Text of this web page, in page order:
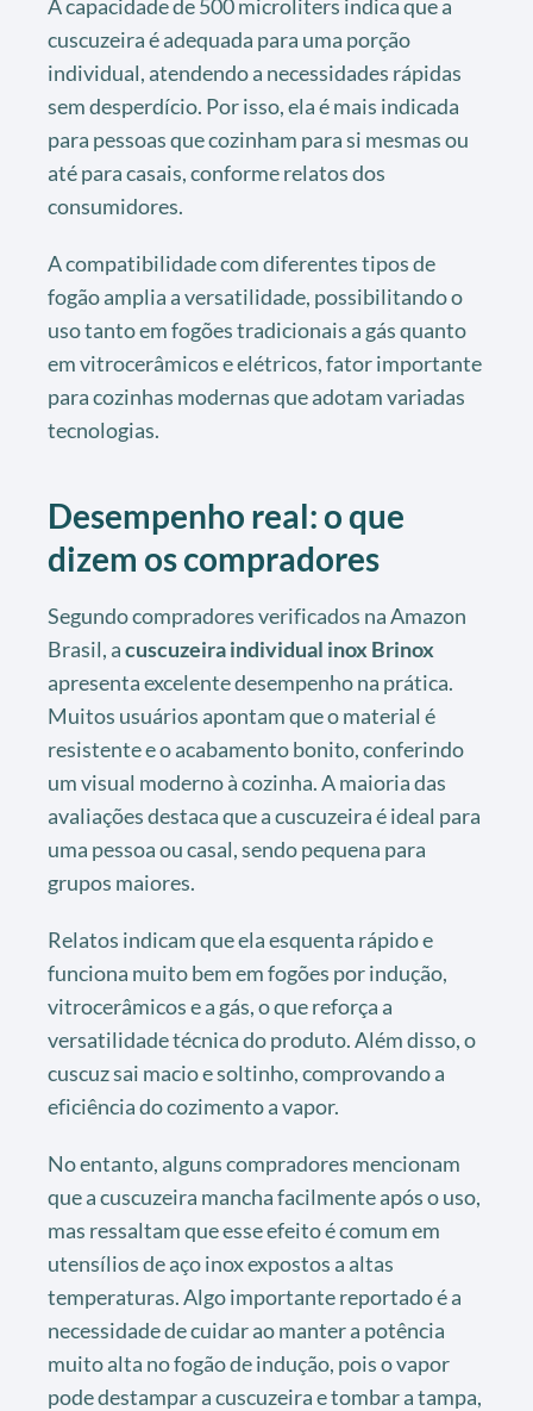
A capacidade de 500 microliters indica que a
cuscuzeira é adequada para uma porção
individual, atendendo a necessidades rápidas
sem desperdício. Por isso, ela é mais indicada
para pessoas que cozinham para si mesmas ou
até para casais, conforme relatos dos
consumidores.
A compatibilidade com diferentes tipos de
fogão amplia a versatilidade, possibilitando o
uso tanto em fogões tradicionais a gás quanto
em vitrocerâmicos e elétricos, fator importante
para cozinhas modernas que adotam variadas
tecnologias.
Desempenho real: o que
dizem os compradores
Segundo compradores verificados na Amazon
Brasil, acuscuzeira individual inox Brinox
apresenta excelente desempenho na prática.
Muitos usuários apontam que o material é
resistente e o acabamento bonito, conferindo
um visual moderno à cozinha. A maioria das
avaliações destaca que a cuscuzeira é ideal para
uma pessoa ou casal, sendo pequena para
grupos maiores.
Relatos indicam que ela esquenta rápido e
funciona muito bem em fogões por indução,
vitrocerâmicos e a gás, o que reforça a
versatilidade técnica do produto. Além disso, o
cuscuz sai macio e soltinho, comprovando a
eficiência do cozimento a vapor.
No entanto, alguns compradores mencionam
que a cuscuzeira mancha facilmente após o uso,
mas ressaltam que esse efeito é comum em
utensílios de aço inox expostos a altas
temperaturas. Algo importante reportado é a
necessidade de cuidar ao manter a potência
muito alta no fogão de indução, pois o vapor
pode destampar a cuscuzeira e tombar a tampa,